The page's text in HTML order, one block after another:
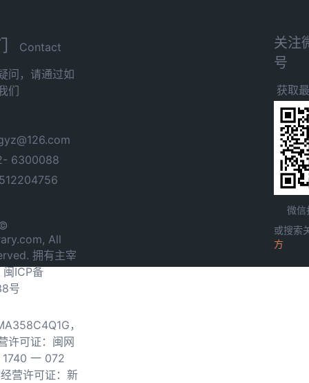
Contact
问，请通过如
们
6300088
All
拥有主宰
闽ICP备
号
，
许可证：闽网
一 072
营许可证：新
关注
号
获取
微信
或搜索
方